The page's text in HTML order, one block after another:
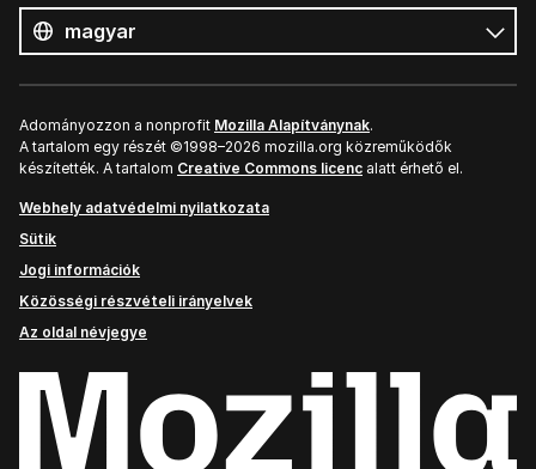
nyelv
Nyelv
Adományozzon a nonprofit Mozilla Alapítványnak.
A tartalom egy részét ©1998–2026 mozilla.org közreműködők
készítették. A tartalom Creative Commons licenc alatt érhető el.
Webhely adatvédelmi nyilatkozata
Sütik
Jogi információk
Közösségi részvételi irányelvek
Az oldal névjegye